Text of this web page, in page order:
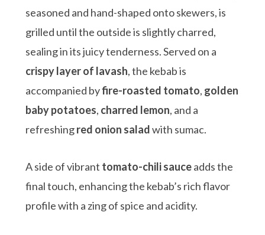
seasoned and hand-shaped onto skewers, is
grilled until the outside is slightly charred,
sealing in its juicy tenderness. Served on a
crispy layer of lavash, the kebab is
accompanied byfire-roasted tomato, golden
baby potatoes, charred lemon, and a
refreshingred onion saladwith sumac.
A side of vibrant tomato-chili sauceadds the
final touch, enhancing the kebab’s rich flavor
profile with a zing of spice and acidity.